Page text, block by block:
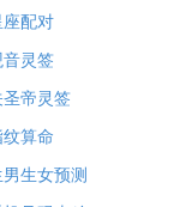
解
座配对
音灵签
圣帝灵签
纹算命
男生女预测